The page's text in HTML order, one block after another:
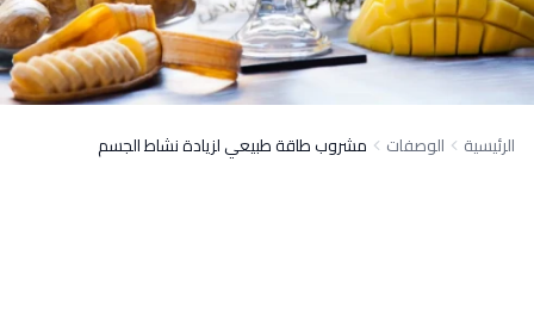
الرئيسية الوصفات مشروب طاقة طبيعي لزيادة نشاط الجسم